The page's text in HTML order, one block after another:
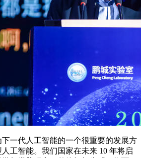
代人工智能的一个很重要的发展方
工智能。我们国家在未来 10 年将启